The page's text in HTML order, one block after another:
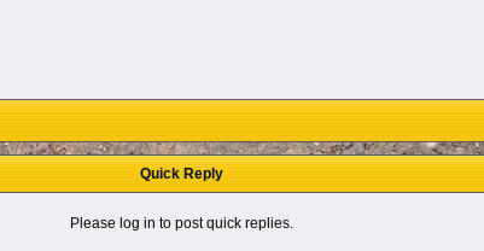
Quick Reply
Please log in to post quick replies.